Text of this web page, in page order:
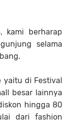
kami berharap
selama
yaitu di Festival
besar lainnya
hingga 80
dari fashion